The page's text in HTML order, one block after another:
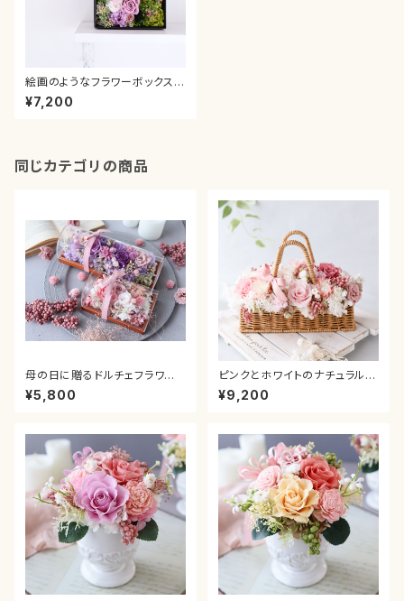
絵画のようなフラワーボックス＊
グラデーションパープル 母の
日 カーネーション プレゼン
学 就職
¥7,200
同じカテゴリの商品
母の日に贈るドルチェフラワー
ボックスアレンジ(S) ピンク
ホワイト グラデーション 母の
祝い 新築 退職 結婚 引っ
越し 誕生日 還暦 卒業 入
学
¥5,800
ピンクとホワイトのナチュラルバ
スケット 母の日 ピンク グラデ
ーション カーネーション プレゼ
還暦 卒業 入学
¥9,200